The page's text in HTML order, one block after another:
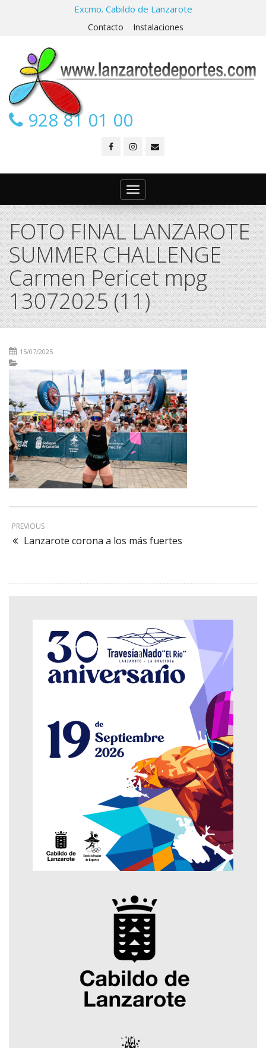
Excmo. Cabildo de Lanzarote
Contacto Instalaciones
928 81 01 00
Toggle
navigation
FOTO FINAL LANZAROTE
SUMMER CHALLENGE
Carmen Pericet mpg
13072025 (11)
15/07/2025
PREVIOUS
Lanzarote corona a los más fuertes